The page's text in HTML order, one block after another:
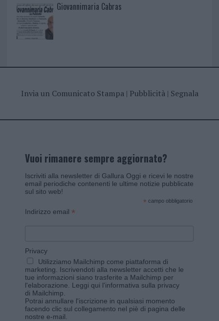
Giovannimaria Cabras
Invia un Comunicato Stampa| Pubblicità| Segnala
Vuoi rimanere sempre aggiornato?
Iscriviti alla newsletter di Gallura Oggi e ricevi le nostre
email periodiche contenenti le ultime notizie pubblicate
sul sito web!
* campo obbligatorio
Indirizzo email *
Privacy
Utilizziamo Mailchimp come piattaforma di
marketing. Iscrivendoti alla newsletter accetti che le
tue informazioni siano trasferite a Mailchimp per
l'elaborazione. Leggi qui l'informativa sulla privacy
di Mailchimp
Potrai annullare l'iscrizione in qualsiasi momento
facendo clic sul collegamento nel piè di pagina delle
nostre e-mail.